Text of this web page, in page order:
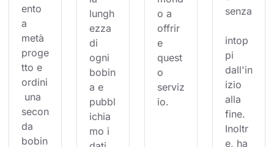
ento
a
metà
proge
tto e
ordini
una
secon
da
bobin
lungh
ezza
di
ogni
bobin
a e
pubbl
ichia
mo i
o a
offrir
e
quest
o
serviz
io.
senza
intop
pi
dall'in
izio
alla
fine.
Inoltr
e, ha